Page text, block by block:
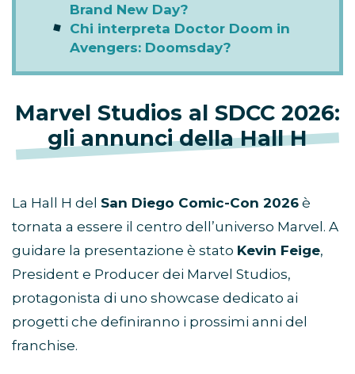
Brand New Day?
Chi interpreta Doctor Doom in
Avengers: Doomsday?
Marvel Studios al SDCC 2026:
gli annunci della Hall H
La Hall H del San Diego Comic-Con 2026 è
tornata a essere il centro dell’universo Marvel. A
guidare la presentazione è stato Kevin Feige,
President e Producer dei Marvel Studios,
protagonista di uno showcase dedicato ai
progetti che definiranno i prossimi anni del
franchise.